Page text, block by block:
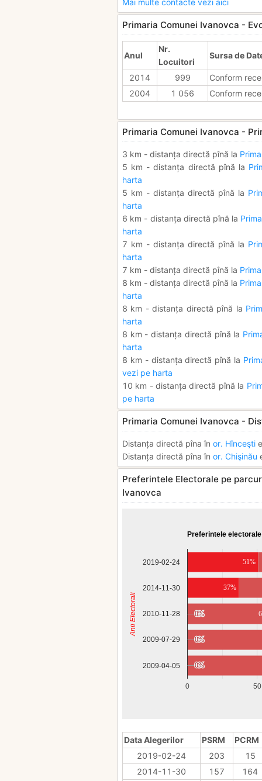
Primaria Comunei Ivanovca -
Anul
Nr.
Locuitori
Sursa de
2014 999
Conform
2004
1 056 Conform
Primaria Comunei Ivanovca -
3 km - distanța directă pînă la
5 km - distanța directă pînă la
harta
5 km - distanța directă pînă la
harta
6 km - distanța directă pînă la
harta
7 km - distanța directă pînă la
harta
7 km - distanța directă pînă la
8 km - distanța directă pînă la
harta
8 km - distanța directă pînă la
harta
8 km - distanța directă pînă la
harta
8 km - distanța directă pînă la
vezi pe harta
10 km - distanța directă pînă la
pe harta
Primaria Comunei Ivanovca -
Distanța directă pîna în or. Hînceşti
Distanța directă pîna în or. Chişinău
Preferintele Electorale pe
Ivanovca
Preferintele
0 50
2019-02-24
2014-11-30
2010-11-28
2009-07-29
2009-04-05
51%
37%
0%
0%
0%
0%
0%
0%
Anii Electorali
Data Alegerilor PSRM
PCRM
2019-02-24
203
15
2014-11-30
157
164